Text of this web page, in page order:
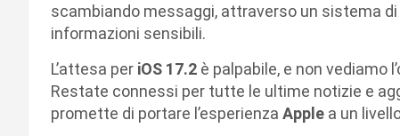
scambiando messaggi, attraverso un sistema
informazioni sensibili.
L’attesa per iOS 17.2 è palpabile, e non vediamo
Restate connessi per tutte le ultime notizie e
promette di portare l’esperienza Apple a un